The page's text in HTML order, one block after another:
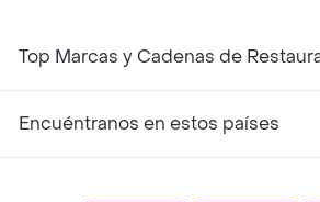
Top Marcas y Cadenas de
Encuéntranos en estos países